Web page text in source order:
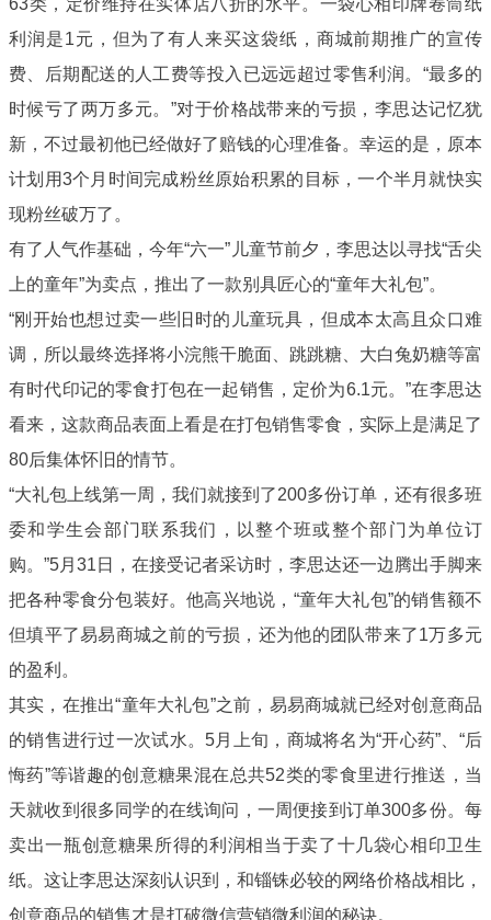
63类，定价维持在实体店八折的水平。一袋心相印牌卷筒纸
利润是1元，但为了有人来买这袋纸，商城前期推广的宣传
费、后期配送的人工费等投入已远远超过零售利润。“最多的
时候亏了两万多元。”对于价格战带来的亏损，李思达记忆犹
新，不过最初他已经做好了赔钱的心理准备。幸运的是，原本
计划用3个月时间完成粉丝原始积累的目标，一个半月就快实
现粉丝破万了。
有了人气作基础，今年“六一”儿童节前夕，李思达以寻找“舌尖
上的童年”为卖点，推出了一款别具匠心的“童年大礼包”。
“刚开始也想过卖一些旧时的儿童玩具，但成本太高且众口难
调，所以最终选择将小浣熊干脆面、跳跳糖、大白兔奶糖等富
有时代印记的零食打包在一起销售，定价为6.1元。”在李思达
看来，这款商品表面上看是在打包销售零食，实际上是满足了
80后集体怀旧的情节。
“大礼包上线第一周，我们就接到了200多份订单，还有很多班
委和学生会部门联系我们，以整个班或整个部门为单位订
购。”5月31日，在接受记者采访时，李思达还一边腾出手脚来
把各种零食分包装好。他高兴地说，“童年大礼包”的销售额不
但填平了易易商城之前的亏损，还为他的团队带来了1万多元
的盈利。
其实，在推出“童年大礼包”之前，易易商城就已经对创意商品
的销售进行过一次试水。5月上旬，商城将名为“开心药”、“后
悔药”等谐趣的创意糖果混在总共52类的零食里进行推送，当
天就收到很多同学的在线询问，一周便接到订单300多份。每
卖出一瓶创意糖果所得的利润相当于卖了十几袋心相印卫生
纸。这让李思达深刻认识到，和锱铢必较的网络价格战相比，
创意商品的销售才是打破微信营销微利润的秘诀。